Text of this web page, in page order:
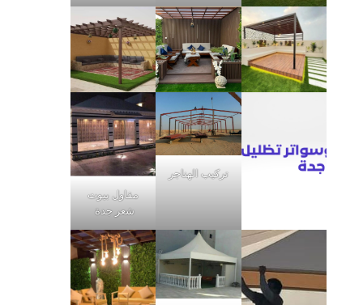
تركيب الهناجر
مقاول بيوت
شعر جدة